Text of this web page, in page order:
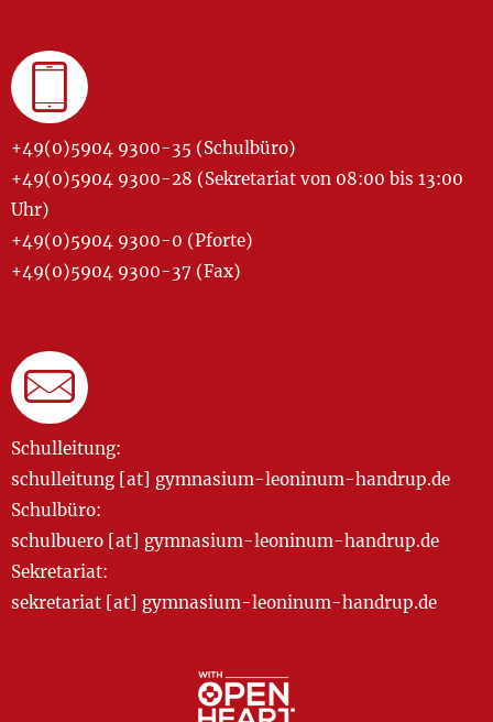
+49(0)5904 9300-35 (Schulbüro)
+49(0)5904 9300-28 (Sekretariat von 08:00 bis 13:00
Uhr)
+49(0)5904 9300-0 (Pforte)
+49(0)5904 9300-37 (Fax)
Schulleitung:
schulleitung [at] gymnasium-leoninum-handrup.de
Schulbüro:
schulbuero [at] gymnasium-leoninum-handrup.de
Sekretariat:
sekretariat [at] gymnasium-leoninum-handrup.de